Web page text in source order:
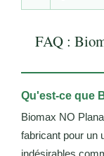
FAQ :
Qu'est-ce que
Biomax NO
fabricant pour un
indésirables